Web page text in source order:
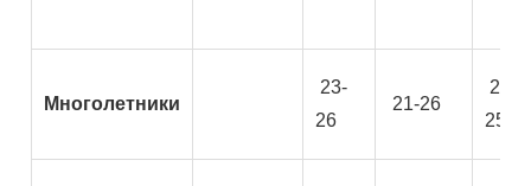
Многолетники
23-
26
21-26
20-
25